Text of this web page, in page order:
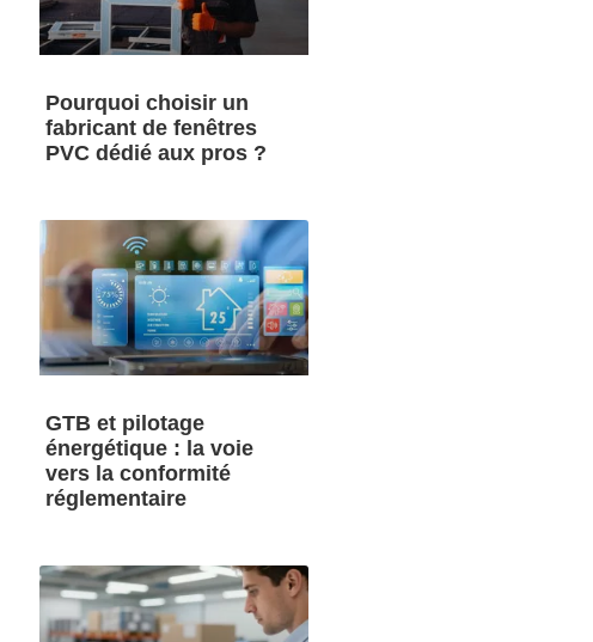
Pourquoi choisir un
fabricant de fenêtres
PVC dédié aux pros ?
GTB et pilotage
énergétique : la voie
vers la conformité
réglementaire